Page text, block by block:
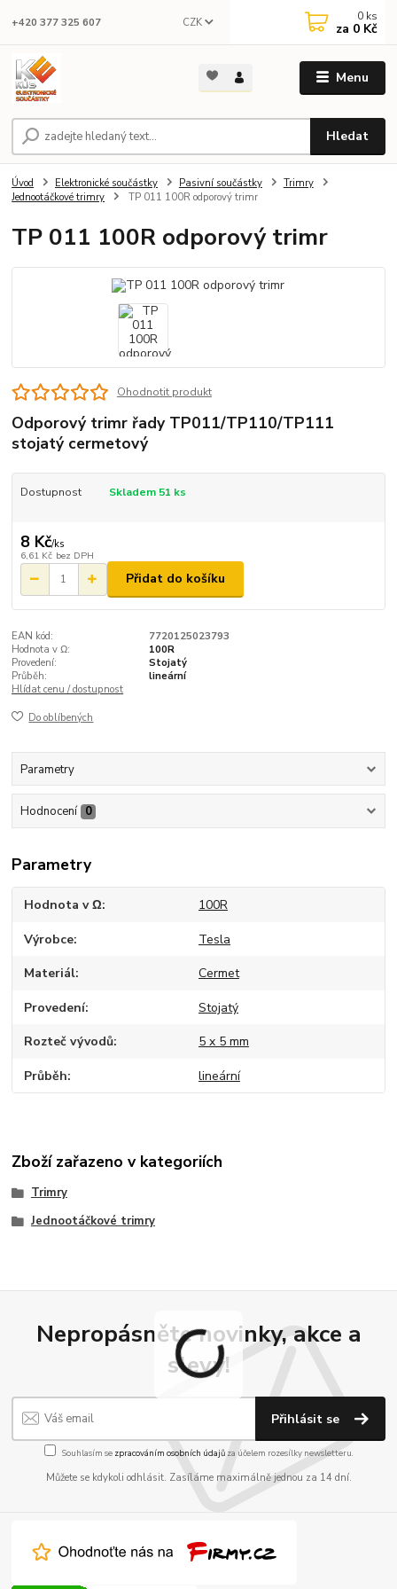
Menu
CZK
Hledat
+420 377 325 607 0 ks
za 0 Kč
Úvod Elektronické součástky Pasivní součástky
Trimry
Jednootáčkové trimry
TP 011 100R odporový trimr
TP 011 100R odporový trimr
Ohodnotit produkt
Odporový trimr řady TP011/TP110/TP111
stojatý cermetový
Dostupnost Skladem 51 ks
8 Kč/ks
6,61 Kč bez DPH
Přidat do košíku
EAN kód:
7720125023793
Hodnota v Ω:
100R
Provedení:
Stojatý
Průběh:
lineární
Hlídat cenu / dostupnost
Do oblíbených
Parametry
Hodnocení 0
Parametry
Hodnota v Ω 100R
Výrobce Tesla
Materiál Cermet
Provedení Stojatý
Rozteč vývodů 5 x 5 mm
Průběh lineární
Zboží zařazeno v kategoriích
Trimry
Jednootáčkové trimry
Nepropásněte novinky, akce a
slevy!
Přihlásit se
Souhlasím se zpracováním osobních údajůza účelem rozesílky newsletteru.
Můžete se kdykoli odhlásit. Zasíláme maximálně jednou za 14 dní.